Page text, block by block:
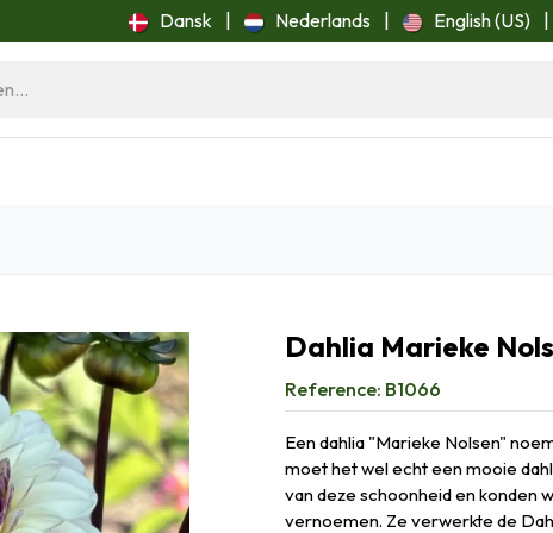
Dansk | Nederlands | English (US) |
Dahlia Marieke
Reference: B1066
Een dahlia "Marieke Nolsen"
moet het wel echt een mooie
van deze schoonheid en konden
vernoemen. Ze verwerkte de